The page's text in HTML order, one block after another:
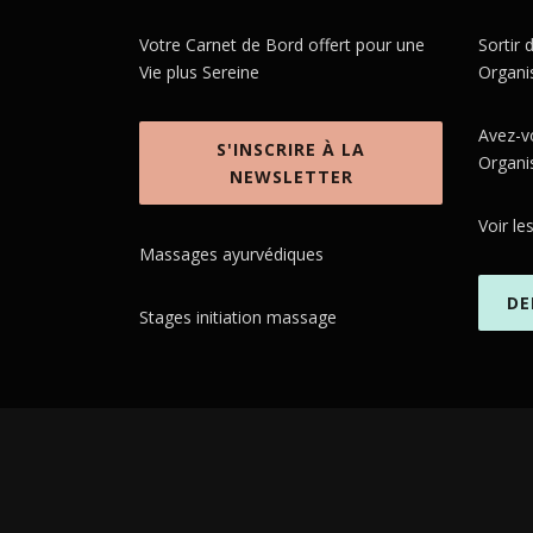
o
e
s
r
Votre Carnet de Bord offert pour une
Vie plus Sereine
S'INSCRIRE À LA
NEWSLETTER
Massages ayurvédiques
Stages initiation massage
Sortir
Avez-
Voir